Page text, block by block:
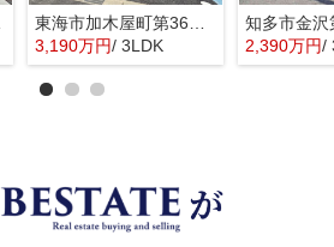
3,190万円/ 3LDK 2,390万円/